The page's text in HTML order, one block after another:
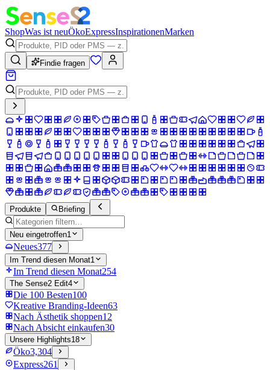
ShopWas ist neuÖkoExpressInspirationenMarken
Findie fragen
Produkte Briefing
Neu eingetroffen1
Neues377
Im Trend diesen Monat1
Im Trend diesen Monat254
The Sense2 Edit4
Die 100 Besten100
Kreative Branding-Ideen63
Nach Ästhetik shoppen12
Nach Absicht einkaufen30
Unsere Highlights18
Öko3,304
Express261